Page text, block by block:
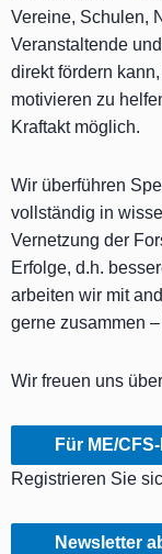
Vereine, Schulen,
Veranstaltende
direkt fördern
motivieren zu
Kraftakt möglich.
Wir überführen
vollständig in
Vernetzung der
Erfolge, d.h.
arbeiten wir mit
gerne zusammen
Wir freuen uns
Für ME/
Registrieren Sie
Newsletter